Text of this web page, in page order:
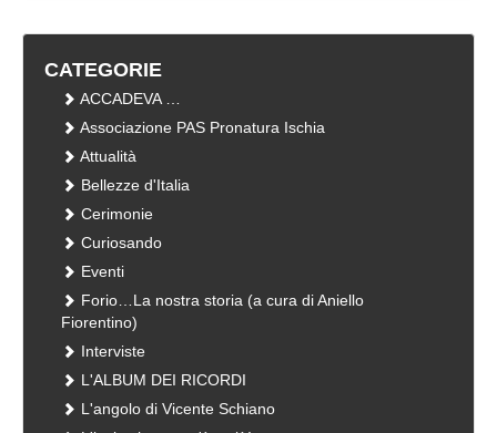
CATEGORIE
ACCADEVA …
Associazione PAS Pronatura Ischia
Attualità
Bellezze d'Italia
Cerimonie
Curiosando
Eventi
Forio…La nostra storia (a cura di Aniello
Fiorentino)
Interviste
L'ALBUM DEI RICORDI
L'angolo di Vicente Schiano